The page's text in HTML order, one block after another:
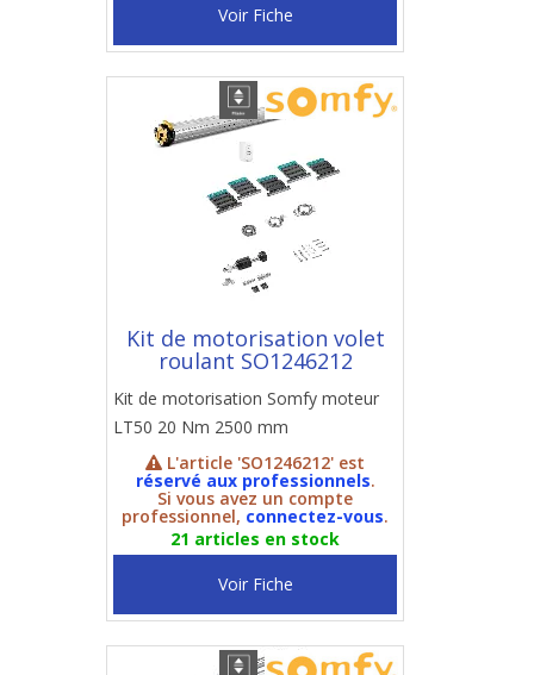
Voir Fiche
Kit de motorisation volet
roulant SO1246212
Kit de motorisation Somfy moteur
LT50 20 Nm 2500 mm
L'article 'SO1246212' est
réservé aux professionnels.
Si vous avez un compte
professionnel, connectez-vous.
21 articles en stock
Voir Fiche